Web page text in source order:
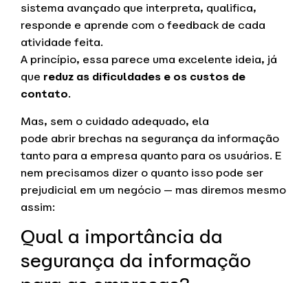
sistema avançado que interpreta, qualifica,
responde e aprende com o feedback de cada
atividade feita.
A princípio, essa parece uma excelente ideia, já
que reduz as dificuldades e os custos de
contato.
Mas, sem o cuidado adequado, ela
pode abrir brechas na segurança da informação
tanto para a empresa quanto para os usuários. E
nem precisamos dizer o quanto isso pode ser
prejudicial em um negócio — mas diremos mesmo
assim:
Qual a importância da
segurança da informação